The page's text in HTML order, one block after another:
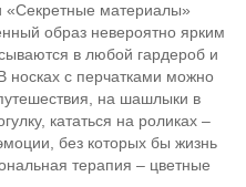
«Секретные материалы»
образ невероятно ярким
в любой гардероб и
носках с перчатками можно
на шашлыки в
кататься на роликах –
без которых бы жизнь
терапия – цветные